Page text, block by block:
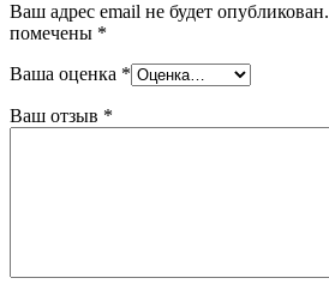
Ваш адрес email не будет опубликован.
помечены *
Ваша оценка *
Ваш отзыв *